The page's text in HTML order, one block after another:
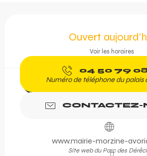
Ouvert
Voir les horaires
04 50 79
Numéro de téléphone du palais
CONTACTEZ-
www.mairie-morzine-
Site web du Parc des